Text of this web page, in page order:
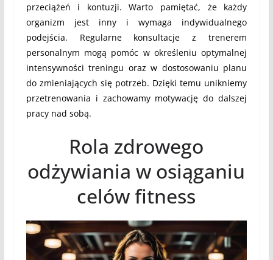
przeciążeń i kontuzji. Warto pamiętać, że każdy
organizm jest inny i wymaga indywidualnego
podejścia. Regularne konsultacje z trenerem
personalnym mogą pomóc w określeniu optymalnej
intensywności treningu oraz w dostosowaniu planu
do zmieniających się potrzeb. Dzięki temu unikniemy
przetrenowania i zachowamy motywację do dalszej
pracy nad sobą.
Rola zdrowego
odżywiania w osiąganiu
celów fitness